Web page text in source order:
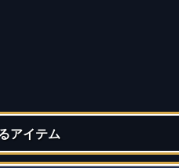
アイテム